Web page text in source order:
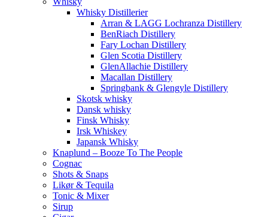
Whisky Distillerier
Arran & LAGG Lochranza Distillery
BenRiach Distillery
Fary Lochan Distillery
Glen Scotia Distillery
GlenAllachie Distillery
Macallan Distillery
Springbank & Glengyle Distillery
Skotsk whisky
Dansk whisky
Finsk Whisky
Irsk Whiskey
Japansk Whisky
Knaplund – Booze To The People
Cognac
Shots & Snaps
Likør & Tequila
Tonic & Mixer
Sirup